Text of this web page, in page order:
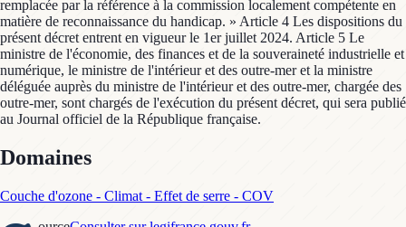
Domaines
Couche d'ozone - Climat - Effet de serre - COV